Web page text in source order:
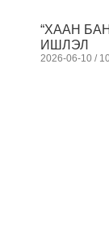
“ХААН
ИШЛЭЛ
2026-06-10